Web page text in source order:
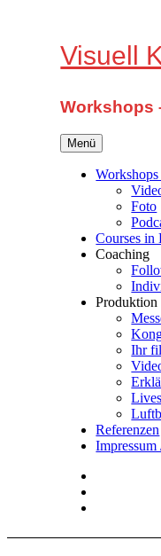
Visuell
Workshops
Menü
Foto
Courses in
Coaching
Produktion
Ihr
Referenzen